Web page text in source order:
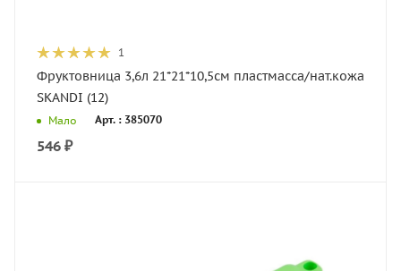
1
Фруктовница 3,6л 21*21*10,5см пластмасса/нат.кожа
SKANDI (12)
Мало Арт. : 385070
546 ₽